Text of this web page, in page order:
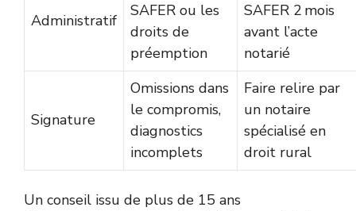
Administratif
SAFER ou les
droits de
préemption
SAFER 2 mois
avant l’acte
notarié
Signature
Omissions dans
le compromis,
diagnostics
incomplets
Faire relire par
un notaire
spécialisé en
droit rural
Un conseil issu de plus de 15 ans